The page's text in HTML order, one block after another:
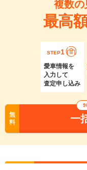
複数の
最高
STEP1
愛車情報を
入力して
査定申し込み
無
料
一